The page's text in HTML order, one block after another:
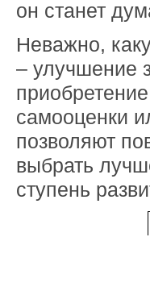
он станет
Неважно,
– улучшение
самооценки
позволяют
выбрать
ступень